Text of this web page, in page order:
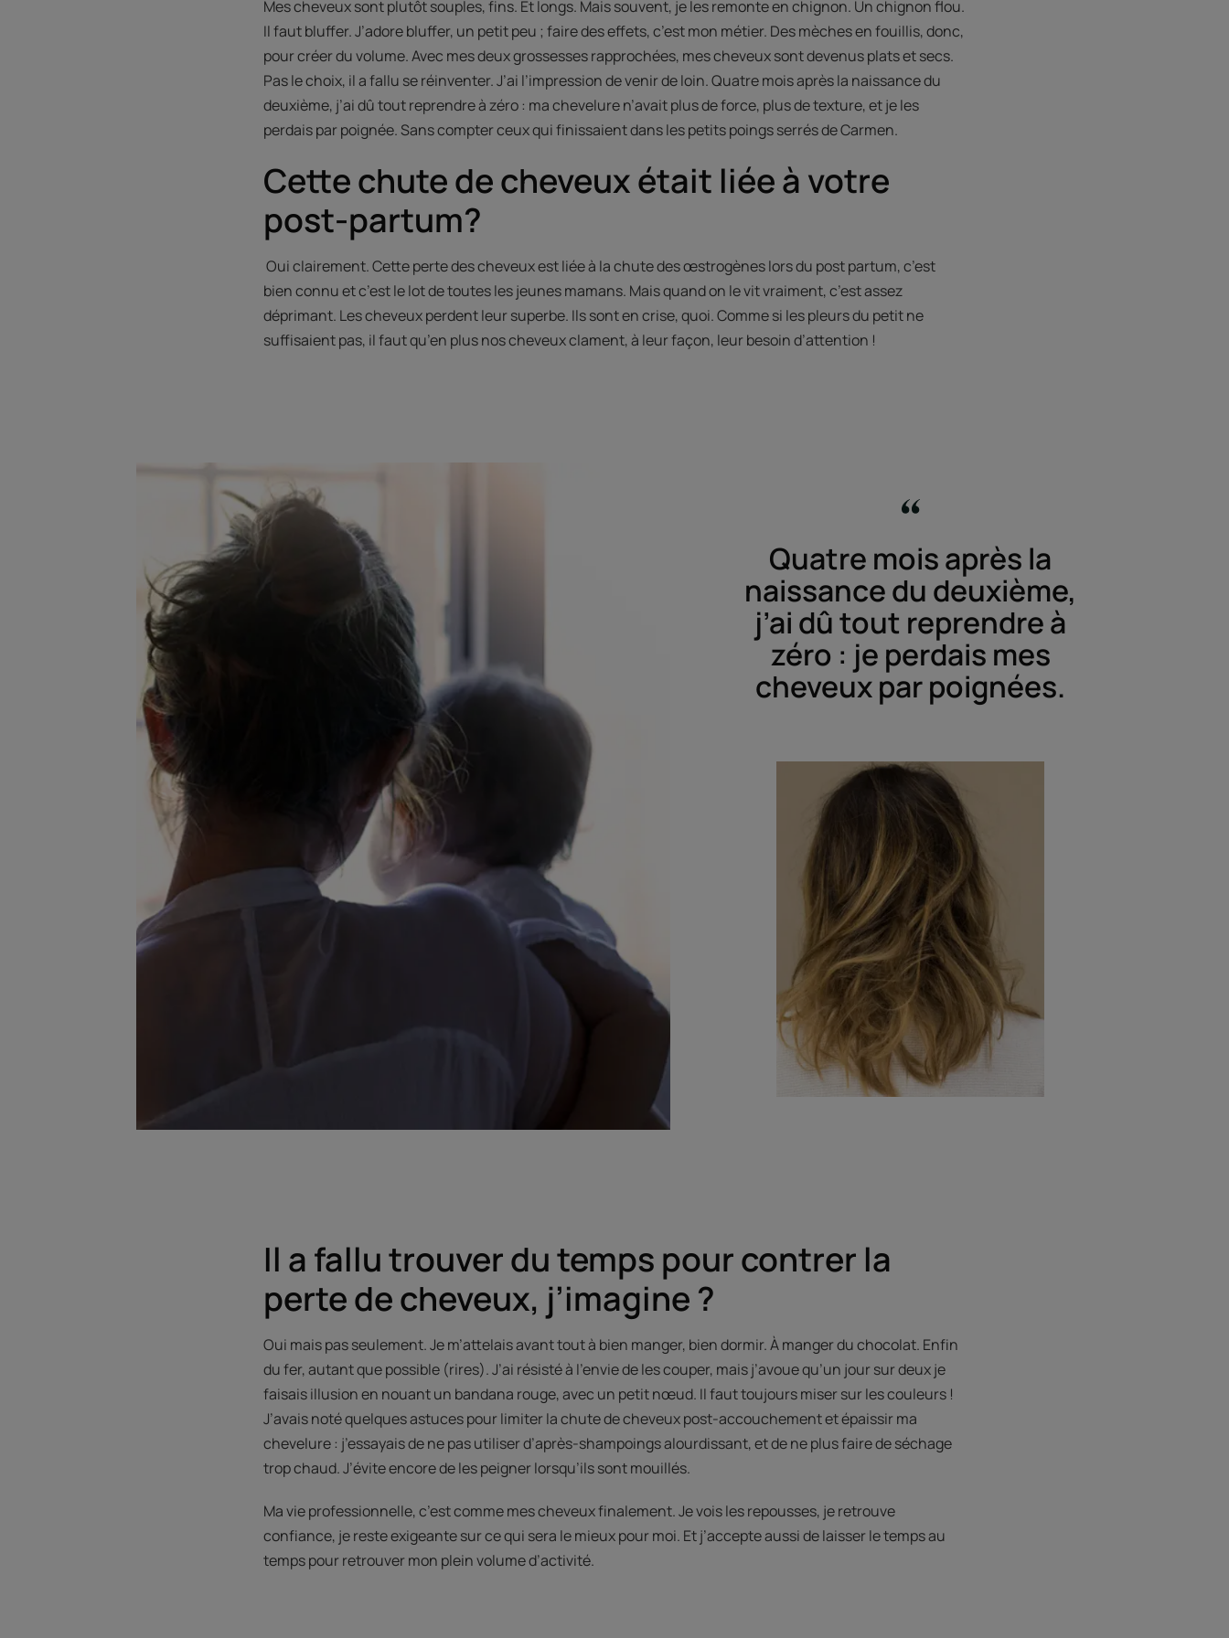
Mes cheveux sont plutôt souples, fins. Et longs. Mais souvent, je les remonte en chignon. Un chignon flou.
Il faut bluffer. J’adore bluffer, un petit peu ; faire des effets, c’est mon métier. Des mèches en fouillis, donc,
pour créer du volume. Avec mes deux grossesses rapprochées, mes cheveux sont devenus plats et secs.
Pas le choix, il a fallu se réinventer. J’ai l’impression de venir de loin. Quatre mois après la naissance du
deuxième, j’ai dû tout reprendre à zéro : ma chevelure n’avait plus de force, plus de texture, et je les
perdais par poignée. Sans compter ceux qui finissaient dans les petits poings serrés de Carmen.
Cette chute de cheveux était liée à votre
post-partum?
Oui clairement. Cette perte des cheveux est liée à la chute des œstrogènes lors du post partum, c’est
bien connu et c’est le lot de toutes les jeunes mamans. Mais quand on le vit vraiment, c’est assez
déprimant. Les cheveux perdent leur superbe. Ils sont en crise, quoi. Comme si les pleurs du petit ne
suffisaient pas, il faut qu’en plus nos cheveux clament, à leur façon, leur besoin d’attention !
Quatre mois après la
naissance du deuxième,
j’ai dû tout reprendre à
zéro : je perdais mes
cheveux par poignées.
Il a fallu trouver du temps pour contrer la
perte de cheveux, j’imagine ?
Oui mais pas seulement. Je m’attelais avant tout à bien manger, bien dormir. À manger du chocolat. Enfin
du fer, autant que possible (rires). J’ai résisté à l’envie de les couper, mais j’avoue qu’un jour sur deux je
faisais illusion en nouant un bandana rouge, avec un petit nœud. Il faut toujours miser sur les couleurs !
J’avais noté quelques astuces pour limiter la chute de cheveux post-accouchement et épaissir ma
chevelure : j’essayais de ne pas utiliser d’après-shampoings alourdissant, et de ne plus faire de séchage
trop chaud. J’évite encore de les peigner lorsqu’ils sont mouillés.
Ma vie professionnelle, c’est comme mes cheveux finalement. Je vois les repousses, je retrouve
confiance, je reste exigeante sur ce qui sera le mieux pour moi. Et j’accepte aussi de laisser le temps au
temps pour retrouver mon plein volume d’activité.